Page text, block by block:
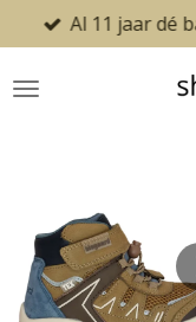
direct
naar
Al 11 jaar dé